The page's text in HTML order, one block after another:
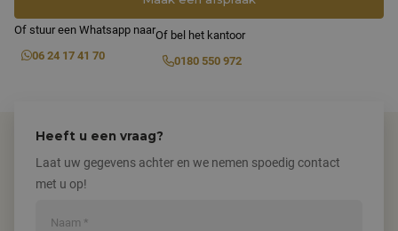
Of stuur een Whatsapp naar
06 24 17 41 70
Of bel het kantoor
0180 550 972
Heeft u een vraag?
Laat uw gegevens achter en we nemen spoedig contact
met u op!